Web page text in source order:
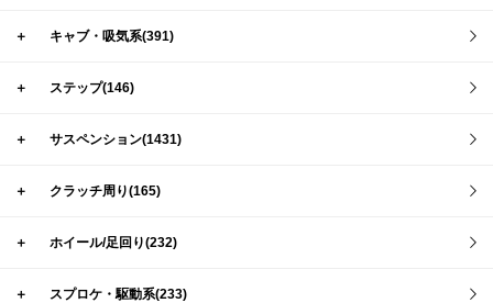
＋ キャブ・吸気系(391)
＋ ステップ(146)
＋ サスペンション(1431)
＋ クラッチ周り(165)
＋ ホイール/足回り(232)
＋ スプロケ・駆動系(233)